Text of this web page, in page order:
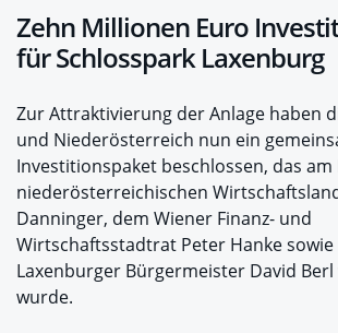
Zehn Millionen Euro
für Schlosspark Laxenburg
Zur Attraktivierung der Anlage haben
und Niederösterreich nun ein
Investitionspaket beschlossen, das
niederösterreichischen
Danninger, dem Wiener Finanz- und
Wirtschaftsstadtrat Peter Hanke sowie
Laxenburger Bürgermeister David
wurde.